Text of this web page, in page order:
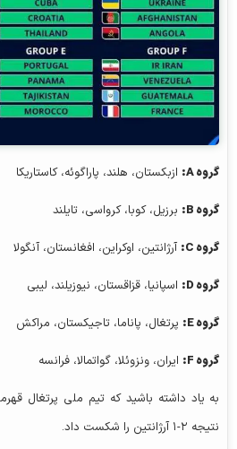
گروهA
: ازبکستان، هلند، پاراگوئه، کاستاریکا
گروه B
: برزیل، کوبا، کرواسی، تایلند
گروه C
: آرژانتین، اوکراین، افغانستان، آنگولا
گروهD
: اسپانیا، قزاقستان، نیوزیلند، لیبی
گروهE
: پرتغال، پاناما، تاجیکستان، مراکش
گروه F
: ایران، ونزوئلا، گواتمالا، فرانسه
به یاد داشته باشید که تیم ملی پرتغال
نتیجه ۲-۱ آرژانتین را شکست داد.